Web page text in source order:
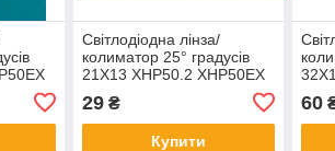
Світлодіодна лінза/
колиматор 25° градусів
21Х13 XHP50.2 XHP50EX
29₴
Купити
60